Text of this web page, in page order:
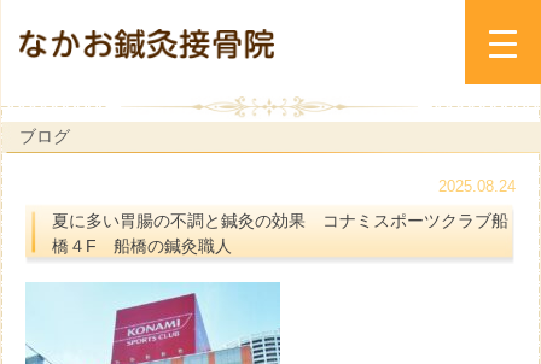
ブログ
2025.08.24
夏に多い胃腸の不調と鍼灸の効果 コナミスポーツクラブ船
橋４F 船橋の鍼灸職人